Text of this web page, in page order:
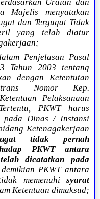
Majelis menyatakan
dan Tergugat Tidak
yang telah diatur
Penjelasan Pasal
Tahun 2003 tentang
dengan Ketentutan
Nomor Kep.
Pelaksanaan
PKWT harus
pada Dinas / Instansi
Ketenagakerjaan
tidak pernah
PKWT antara
dicatatkan pada
PKWT antara
memenuhi syarat
Ketentuan dimaksud;